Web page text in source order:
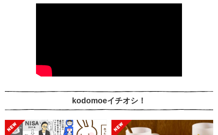
kodomoeイチオシ！